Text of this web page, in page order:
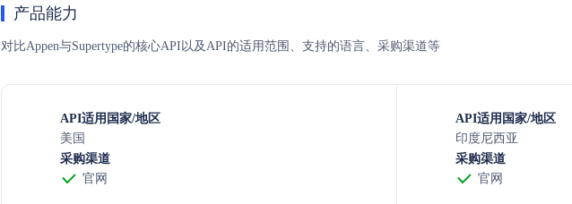
产品能力
对比Appen与Supertype的核心API以及API的适用范围、支持的语言、采购渠道等
API适用国家/地区
美国
采购渠道
官网
API适用国家/地区
印度尼西亚
采购渠道
官网